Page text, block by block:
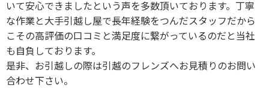
いて安心できましたという声を多数頂いております。丁寧
な作業と大手引越し屋で長年経験をつんだスタッフだから
こその高評価の口コミと満足度に繋がっているのだと当社
も自負しております。
是非、お引越しの際は引越のフレンズへお見積りのお問い
合わせ下さい。